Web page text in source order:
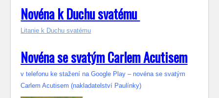
Novéna k Duchu svatému
Litanie k Duchu svatému
Novéna se svatým Carlem Acutisem
v telefonu ke stažení na Google Play – novéna se svatým
Carlem Acutisem (nakladatelství Paulínky)